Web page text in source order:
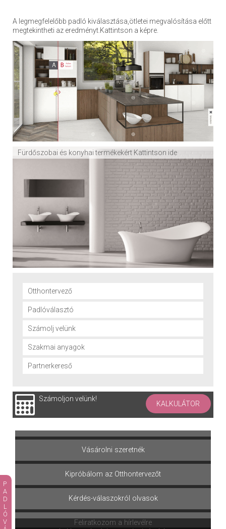
A legmegfelelőbb padló kiválasztása,ötletei megvalósítása előtt
megtekintheti az eredményt.Kattintson a képre.
Fürdőszobai és konyhai termékekért Kattintson ide
Otthontervező
Padlóválasztó
Számolj velünk
Szakmai anyagok
Partnerkereső
Számoljon velünk!
KALKULÁTOR
Vásárolni szeretnék
Kipróbálom az Otthontervezőt
Kérdés-válaszokról olvasok
Feliratkozom a hírlevélre